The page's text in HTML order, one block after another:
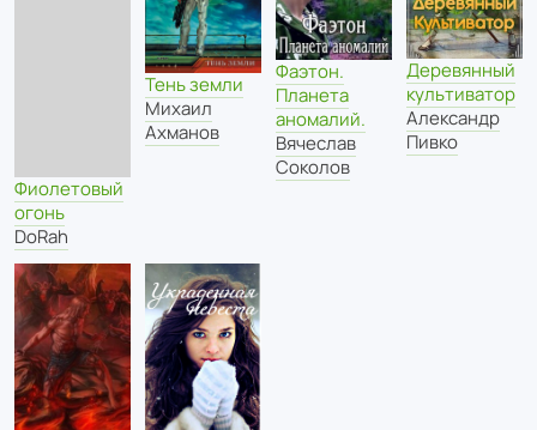
Фиолетовый
огонь
DoRah
Тень земли
Михаил
Ахманов
Фаэтон.
Планета
аномалий.
Вячеслав
Соколов
Деревянный
культиватор
Александр
Пивко